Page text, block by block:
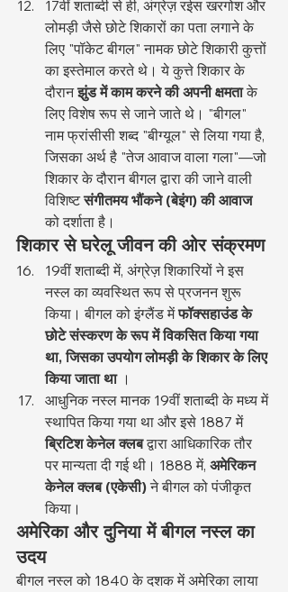
17वीं शताब्दी से ही, अंग्रेज़ रईस खरगोश और
लोमड़ी जैसे छोटे शिकारों का पता लगाने के
लिए "पॉकेट बीगल" नामक छोटे शिकारी कुत्तों
का इस्तेमाल करते थे। ये कुत्ते शिकार के
दौरान झुंड में काम करने की अपनी क्षमता के
लिए विशेष रूप से जाने जाते थे। "बीगल"
नाम फ्रांसीसी शब्द "बीग्यूल" से लिया गया है,
जिसका अर्थ है "तेज आवाज वाला गला"—जो
शिकार के दौरान बीगल द्वारा की जाने वाली
विशिष्ट संगीतमय भौंकने (बेइंग) की आवाज
को दर्शाता है।
शिकार से घरेलू जीवन की ओर संक्रमण
19वीं शताब्दी में, अंग्रेज़ शिकारियों ने इस
नस्ल का व्यवस्थित रूप से प्रजनन शुरू
किया। बीगल को इंग्लैंड में फॉक्सहाउंड के
छोटे संस्करण के रूप में विकसित किया गया
था, जिसका उपयोग लोमड़ी के शिकार के लिए
किया जाता था ।
आधुनिक नस्ल मानक 19वीं शताब्दी के मध्य में
स्थापित किया गया था और इसे 1887 में
ब्रिटिश केनेल क्लब द्वारा आधिकारिक तौर
पर मान्यता दी गई थी। 1888 में, अमेरिकन
केनेल क्लब (एकेसी) ने बीगल को पंजीकृत
किया।
अमेरिका और दुनिया में बीगल नस्ल का
उदय
बीगल नस्ल को 1840 के दशक में अमेरिका लाया